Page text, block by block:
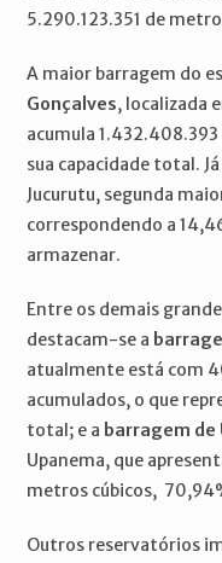
5.290.123.351 de
A maior barragem do
Gonçalves, localizada
acumula
sua capacidade total. Já
Jucurutu, segunda
correspondendo a
armazenar.
Entre os demais
destacam-se a
atualmente está com
acumulados, o que
total; e a barragem de
Upanema, que
metros cúbicos,
Outros reservatórios